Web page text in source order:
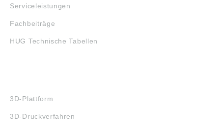
Serviceleistungen
Fachbeiträge
HUG Technische Tabellen
3D-Plattform
3D-Druckverfahren